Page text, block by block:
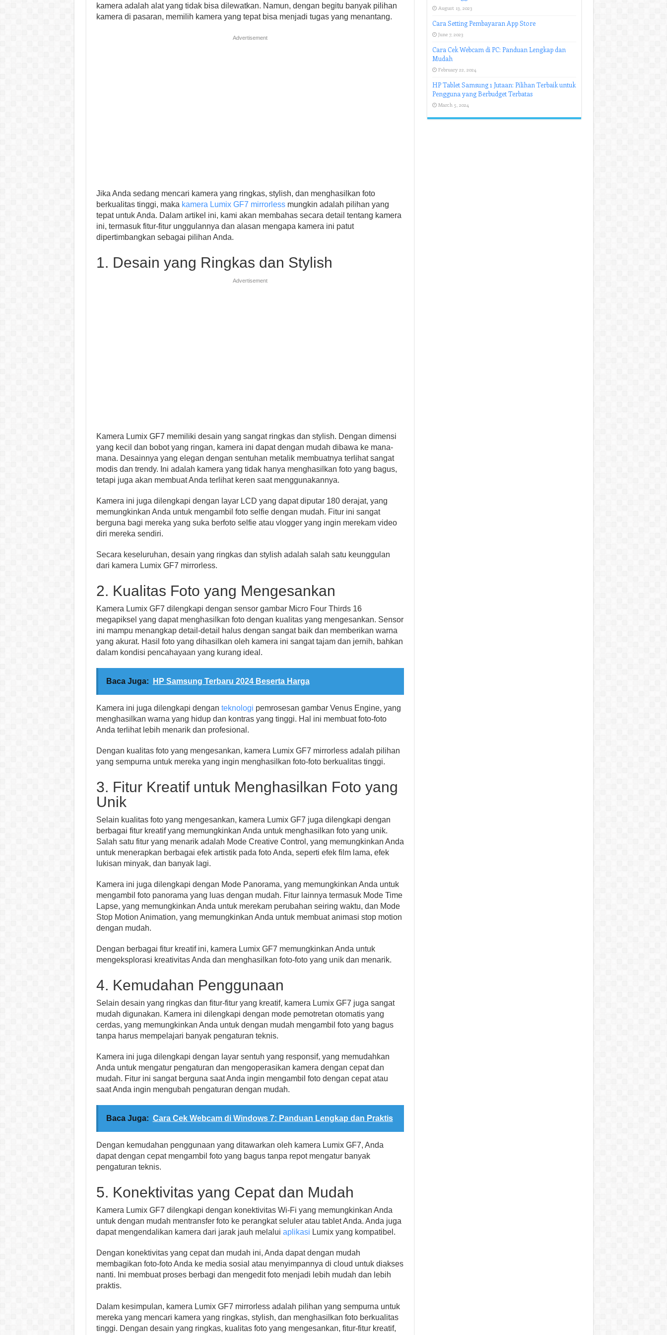
kamera adalah alat yang tidak bisa dilewatkan. Namun, dengan begitu banyak pilihan
kamera di pasaran, memilih kamera yang tepat bisa menjadi tugas yang menantang.
Advertisement
Jika Anda sedang mencari kamera yang ringkas, stylish, dan menghasilkan foto
berkualitas tinggi, maka kamera Lumix GF7 mirrorlessmungkin adalah pilihan yang
tepat untuk Anda. Dalam artikel ini, kami akan membahas secara detail tentang kamera
ini, termasuk fitur-fitur unggulannya dan alasan mengapa kamera ini patut
dipertimbangkan sebagai pilihan Anda.
1. Desain yang Ringkas dan Stylish
Advertisement
Kamera Lumix GF7 memiliki desain yang sangat ringkas dan stylish. Dengan dimensi
yang kecil dan bobot yang ringan, kamera ini dapat dengan mudah dibawa ke mana-
mana. Desainnya yang elegan dengan sentuhan metalik membuatnya terlihat sangat
modis dan trendy. Ini adalah kamera yang tidak hanya menghasilkan foto yang bagus,
tetapi juga akan membuat Anda terlihat keren saat menggunakannya.
Kamera ini juga dilengkapi dengan layar LCD yang dapat diputar 180 derajat, yang
memungkinkan Anda untuk mengambil foto selfie dengan mudah. Fitur ini sangat
berguna bagi mereka yang suka berfoto selfie atau vlogger yang ingin merekam video
diri mereka sendiri.
Secara keseluruhan, desain yang ringkas dan stylish adalah salah satu keunggulan
dari kamera Lumix GF7 mirrorless.
2. Kualitas Foto yang Mengesankan
Kamera Lumix GF7 dilengkapi dengan sensor gambar Micro Four Thirds 16
megapiksel yang dapat menghasilkan foto dengan kualitas yang mengesankan. Sensor
ini mampu menangkap detail-detail halus dengan sangat baik dan memberikan warna
yang akurat. Hasil foto yang dihasilkan oleh kamera ini sangat tajam dan jernih, bahkan
dalam kondisi pencahayaan yang kurang ideal.
Baca Juga: HP Samsung Terbaru 2024 Beserta Harga
Kamera ini juga dilengkapi dengan teknologi pemrosesan gambar Venus Engine, yang
menghasilkan warna yang hidup dan kontras yang tinggi. Hal ini membuat foto-foto
Anda terlihat lebih menarik dan profesional.
Dengan kualitas foto yang mengesankan, kamera Lumix GF7 mirrorless adalah pilihan
yang sempurna untuk mereka yang ingin menghasilkan foto-foto berkualitas tinggi.
3. Fitur Kreatif untuk Menghasilkan Foto yang
Unik
Selain kualitas foto yang mengesankan, kamera Lumix GF7 juga dilengkapi dengan
berbagai fitur kreatif yang memungkinkan Anda untuk menghasilkan foto yang unik.
Salah satu fitur yang menarik adalah Mode Creative Control, yang memungkinkan Anda
untuk menerapkan berbagai efek artistik pada foto Anda, seperti efek film lama, efek
lukisan minyak, dan banyak lagi.
Kamera ini juga dilengkapi dengan Mode Panorama, yang memungkinkan Anda untuk
mengambil foto panorama yang luas dengan mudah. Fitur lainnya termasuk Mode Time
Lapse, yang memungkinkan Anda untuk merekam perubahan seiring waktu, dan Mode
Stop Motion Animation, yang memungkinkan Anda untuk membuat animasi stop motion
dengan mudah.
Dengan berbagai fitur kreatif ini, kamera Lumix GF7 memungkinkan Anda untuk
mengeksplorasi kreativitas Anda dan menghasilkan foto-foto yang unik dan menarik.
4. Kemudahan Penggunaan
Selain desain yang ringkas dan fitur-fitur yang kreatif, kamera Lumix GF7 juga sangat
mudah digunakan. Kamera ini dilengkapi dengan mode pemotretan otomatis yang
cerdas, yang memungkinkan Anda untuk dengan mudah mengambil foto yang bagus
tanpa harus mempelajari banyak pengaturan teknis.
Kamera ini juga dilengkapi dengan layar sentuh yang responsif, yang memudahkan
Anda untuk mengatur pengaturan dan mengoperasikan kamera dengan cepat dan
mudah. Fitur ini sangat berguna saat Anda ingin mengambil foto dengan cepat atau
saat Anda ingin mengubah pengaturan dengan mudah.
Baca Juga: Cara Cek Webcam di Windows 7: Panduan Lengkap dan Praktis
Dengan kemudahan penggunaan yang ditawarkan oleh kamera Lumix GF7, Anda
dapat dengan cepat mengambil foto yang bagus tanpa repot mengatur banyak
pengaturan teknis.
5. Konektivitas yang Cepat dan Mudah
Kamera Lumix GF7 dilengkapi dengan konektivitas Wi-Fi yang memungkinkan Anda
untuk dengan mudah mentransfer foto ke perangkat seluler atau tablet Anda. Anda juga
dapat mengendalikan kamera dari jarak jauh melalui aplikasi Lumix yang kompatibel.
Dengan konektivitas yang cepat dan mudah ini, Anda dapat dengan mudah
membagikan foto-foto Anda ke media sosial atau menyimpannya di cloud untuk diakses
nanti. Ini membuat proses berbagi dan mengedit foto menjadi lebih mudah dan lebih
praktis.
Dalam kesimpulan, kamera Lumix GF7 mirrorless adalah pilihan yang sempurna untuk
mereka yang mencari kamera yang ringkas, stylish, dan menghasilkan foto berkualitas
tinggi. Dengan desain yang ringkas, kualitas foto yang mengesankan, fitur-fitur kreatif,
August 13, 2023
Cara Setting Pembayaran App Store
June 7, 2023
Cara Cek Webcam di PC: Panduan Lengkap dan
Mudah
February 22, 2024
HP Tablet Samsung 1 Jutaan: Pilihan Terbaik untuk
Pengguna yang Berbudget Terbatas
March 5, 2024